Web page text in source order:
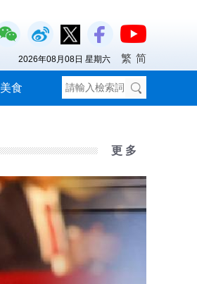
美食
2026年08月08日 星期六 繁 简
更 多